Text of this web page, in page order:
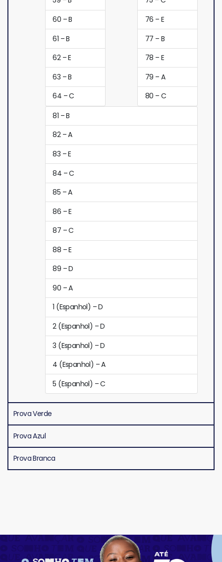
60 – B
61 – B
62 – E
63 – B
64 – C
76 – E
77 – B
78 – E
79 – A
80 – C
81 – B
82 – A
83 – E
84 – C
85 – A
86 – E
87 – C
88 – E
89 – D
90 – A
1 (Espanhol) – D
2 (Espanhol) – D
3 (Espanhol) – D
4 (Espanhol) – A
5 (Espanhol) – C
Prova Verde
Prova Azul
Prova Branca